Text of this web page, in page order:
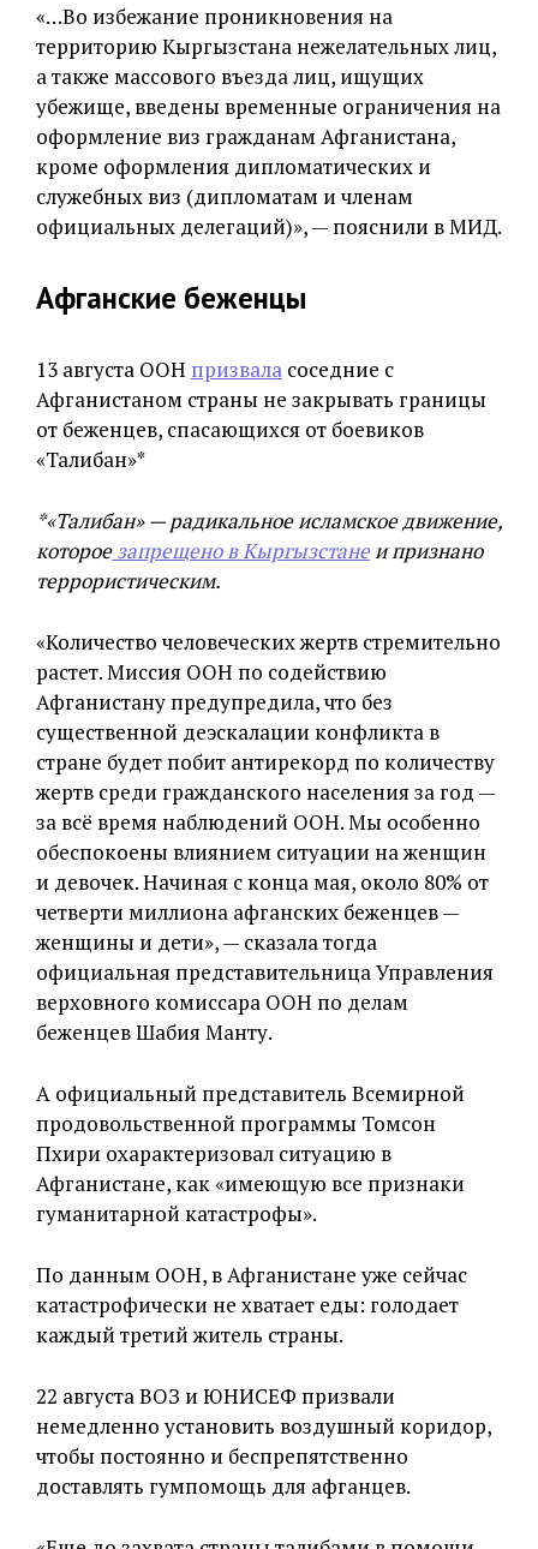
«…Во избежание проникновения на
территорию Кыргызстана нежелательных лиц,
а также массового въезда лиц, ищущих
убежище, введены временные ограничения на
оформление виз гражданам Афганистана,
кроме оформления дипломатических и
служебных виз (дипломатам и членам
официальных делегаций)», — пояснили в МИД.
Афганские беженцы
13 августа ООН призвала соседние с
Афганистаном страны не закрывать границы
от беженцев, спасающихся от боевиков
«Талибан»*
*«Талибан» — радикальное исламское движение,
котороезапрещено в Кыргызстанеи признано
террористическим.
«Количество человеческих жертв стремительно
растет. Миссия ООН по содействию
Афганистану предупредила, что без
существенной деэскалации конфликта в
стране будет побит антирекорд по количеству
жертв среди гражданского населения за год —
за всё время наблюдений ООН. Мы особенно
обеспокоены влиянием ситуации на женщин
и девочек. Начиная с конца мая, около 80% от
четверти миллиона афганских беженцев —
женщины и дети», — сказала тогда
официальная представительница Управления
верховного комиссара ООН по делам
беженцев Шабия Манту.
А официальный представитель Всемирной
продовольственной программы Томсон
Пхири охарактеризовал ситуацию в
Афганистане, как «имеющую все признаки
гуманитарной катастрофы».
По данным ООН, в Афганистане уже сейчас
катастрофически не хватает еды: голодает
каждый третий житель страны.
22 августа ВОЗ и ЮНИСЕФ призвали
немедленно установить воздушный коридор,
чтобы постоянно и беспрепятственно
доставлять гумпомощь для афганцев.